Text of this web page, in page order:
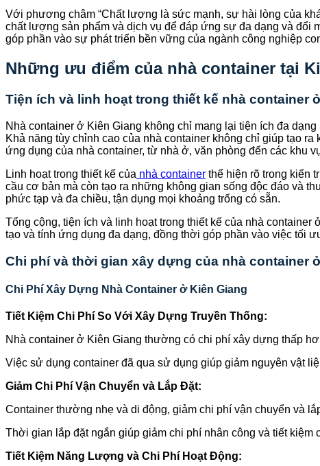
Với phương châm “Chất lượng là sức mạnh, sự hài lòng của
chất lượng sản phẩm và dịch vụ để đáp ứng sự đa dạng và đổi
góp phần vào sự phát triển bền vững của ngành công nghiệp
Những ưu điểm của nhà container tại
Tiện ích và linh hoạt trong thiết kế nhà container
Nhà container ở Kiên Giang không chỉ mang lại tiện ích đa
Khả năng tùy chỉnh cao của nhà container không chỉ giúp tạo
ứng dụng của nhà container, từ nhà ở, văn phòng đến các khu
Linh hoạt trong thiết kế của nhà container thể hiện rõ trong kiến
cầu cơ bản mà còn tạo ra những không gian sống độc đáo và
phức tạp và đa chiều, tận dụng mọi khoảng trống có sẵn.
Tổng cộng, tiện ích và linh hoạt trong thiết kế của nhà
tạo và tính ứng dụng đa dạng, đồng thời góp phần vào việc tối
Chi phí và thời gian xây dựng của nhà container
Chi Phí Xây Dựng Nhà Container ở Kiên Giang
Tiết Kiệm Chi Phí So Với Xây Dựng Truyền Thống:
Nhà container ở Kiên Giang thường có chi phí xây dựng thấp
Việc sử dụng container đã qua sử dụng giúp giảm nguyên vật
Giảm Chi Phí Vận Chuyển và Lắp Đặt:
Container thường nhẹ và di động, giảm chi phí vận chuyển và
Thời gian lắp đặt ngắn giúp giảm chi phí nhân công và tiết kiệm
Tiết Kiệm Năng Lượng và Chi Phí Hoạt Động: